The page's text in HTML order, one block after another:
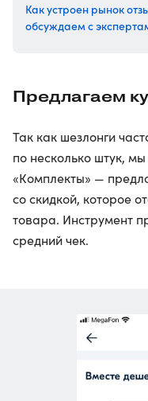
Как устроен рынок
обсуждаем с
Предлагаем
Так как шезлонги
по несколько штук,
«Комплекты» —
со скидкой, которое
товара. Инструмент
средний чек.